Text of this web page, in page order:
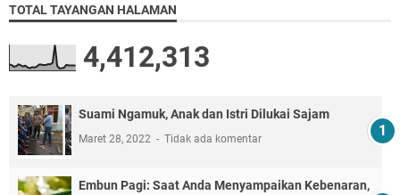
TOTAL TAYANGAN HALAMAN
4,412,313
Suami Ngamuk, Anak dan Istri Dilukai Sajam
Maret 28, 2022 Tidak ada komentar
Embun Pagi: Saat Anda Menyampaikan Kebenaran,